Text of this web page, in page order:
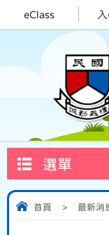
eClass
選單
首頁 > 最新消